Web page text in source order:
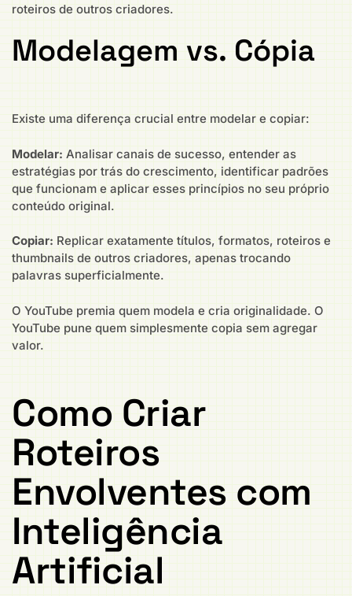
roteiros de outros criadores.
Modelagem vs. Cópia
Existe uma diferença crucial entre modelar e copiar:
Modelar: Analisar canais de sucesso, entender as
estratégias por trás do crescimento, identificar padrões
que funcionam e aplicar esses princípios no seu próprio
conteúdo original.
Copiar: Replicar exatamente títulos, formatos, roteiros e
thumbnails de outros criadores, apenas trocando
palavras superficialmente.
O YouTube premia quem modela e cria originalidade. O
YouTube pune quem simplesmente copia sem agregar
valor.
Como Criar
Roteiros
Envolventes com
Inteligência
Artificial